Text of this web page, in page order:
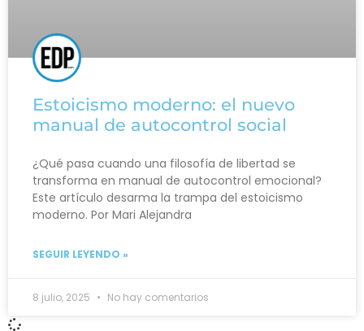
Estoicismo moderno: el nuevo
manual de autocontrol social
¿Qué pasa cuando una filosofía de libertad se
transforma en manual de autocontrol emocional?
Este artículo desarma la trampa del estoicismo
moderno. Por Mari Alejandra
SEGUIR LEYENDO »
8 julio, 2025 No hay comentarios